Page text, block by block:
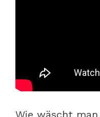
Wie wäscht